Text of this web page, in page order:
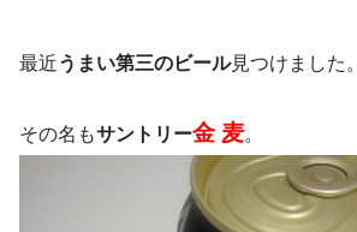
最近うまい第三のビール見つけました。
その名もサントリー金 麦。